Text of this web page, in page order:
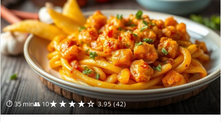
⏱ 35 min👥 10★★★★☆ 3.95 (42)